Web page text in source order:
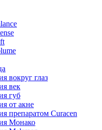
вокруг глаз
век
губ
от акне
препаратом Curacen
Монако